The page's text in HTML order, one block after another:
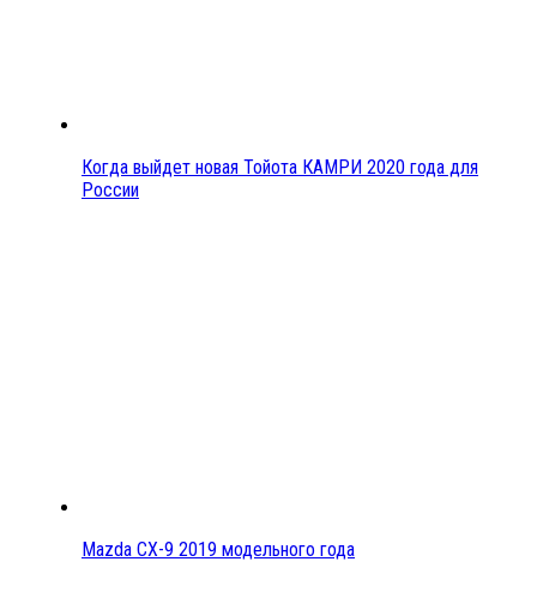
Когда выйдет новая Тойота КАМРИ 2020 года для
России
Mazda CX-9 2019 модельного года